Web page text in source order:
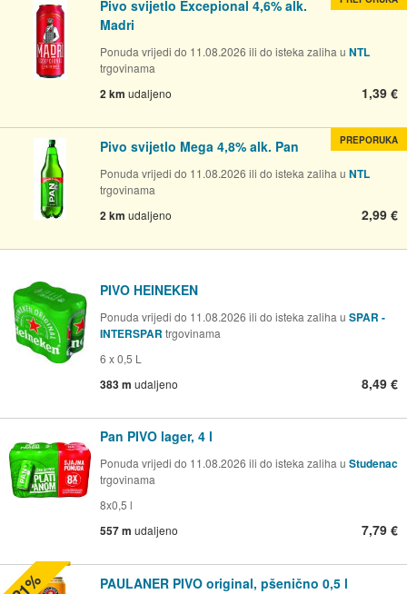
Pivo svijetlo Excepional 4,6% alk.
Madri
Ponuda vrijedi do 11.08.2026 ili do isteka zaliha u NTL
trgovinama
2 km udaljeno 1,39 €
Pivo svijetlo Mega 4,8% alk. Pan
Ponuda vrijedi do 11.08.2026 ili do isteka zaliha u NTL
trgovinama
2 km udaljeno 2,99 €
PREPORUKA
PIVO HEINEKEN
Ponuda vrijedi do 11.08.2026 ili do isteka zaliha u SPAR -
INTERSPAR trgovinama
6 x 0,5 L
383 m udaljeno 8,49 €
Pan PIVO lager, 4 l
Ponuda vrijedi do 11.08.2026 ili do isteka zaliha u Studenac
trgovinama
8x0,5 l
557 m udaljeno 7,79 €
PAULANER PIVO original, pšenično 0,5 l